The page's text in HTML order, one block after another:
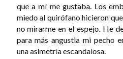
que a mí me gustaba. Los
miedo al quirófano hicieron
no mirarme en el espejo. He
para más angustia mi pecho
una asimetría escandalosa.